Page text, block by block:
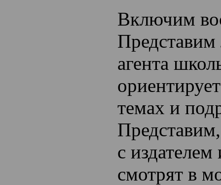
Включим
Представим
агента
темах и
с
смотрят в